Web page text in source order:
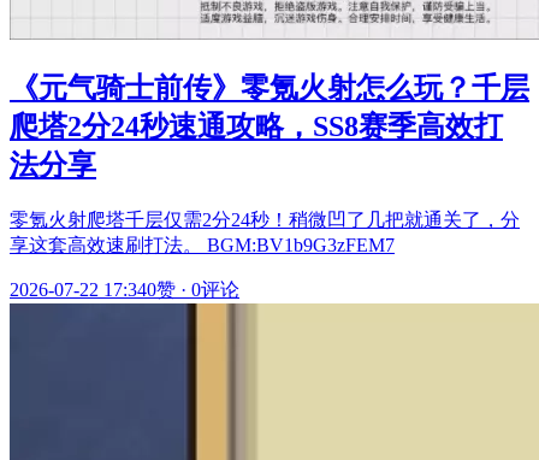
《元气骑士前传》零氪火射怎么玩？千层
爬塔2分24秒速通攻略，SS8赛季高效打
法分享
零氪火射爬塔千层仅需2分24秒！稍微凹了几把就通关了，分
享这套高效速刷打法。 BGM:BV1b9G3zFEM7
2026-07-22 17:340赞 · 0评论